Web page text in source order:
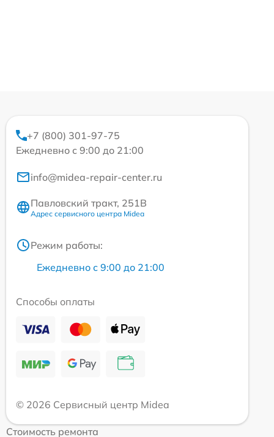
+7 (800) 301-97-75
Ежедневно с 9:00 до 21:00
info@midea-repair-center.ru
Павловский тракт, 251В
Адрес сервисного центра Midea
Режим работы:
Ежедневно с 9:00 до 21:00
Способы оплаты
© 2026 Сервисный центр Midea
Стоимость ремонта